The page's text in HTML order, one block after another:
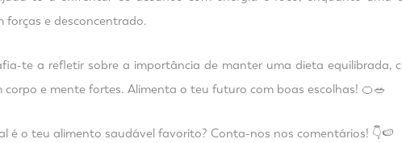
forças e desconcentrado.
te a refletir sobre a importância de manter uma dieta equilibrada,
corpo e mente fortes. Alimenta o teu futuro com boas escolhas! 🍊🥗
é o teu alimento saudável favorito? Conta-nos nos comentários! 👇🍉